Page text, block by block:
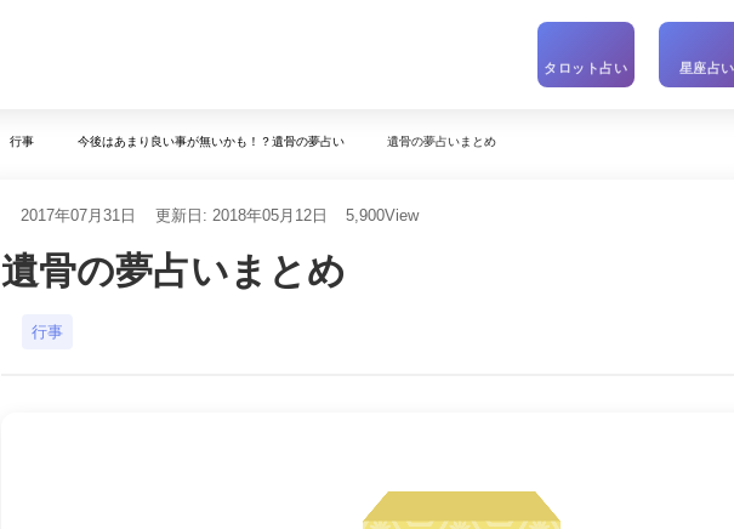
タロット占い 星座占い
行事 今後はあまり良い事が無いかも！？遺骨の夢占い 遺骨の夢占いまとめ
2017年07月31日 更新日: 2018年05月12日 5,900View
遺骨の夢占いまとめ
行事